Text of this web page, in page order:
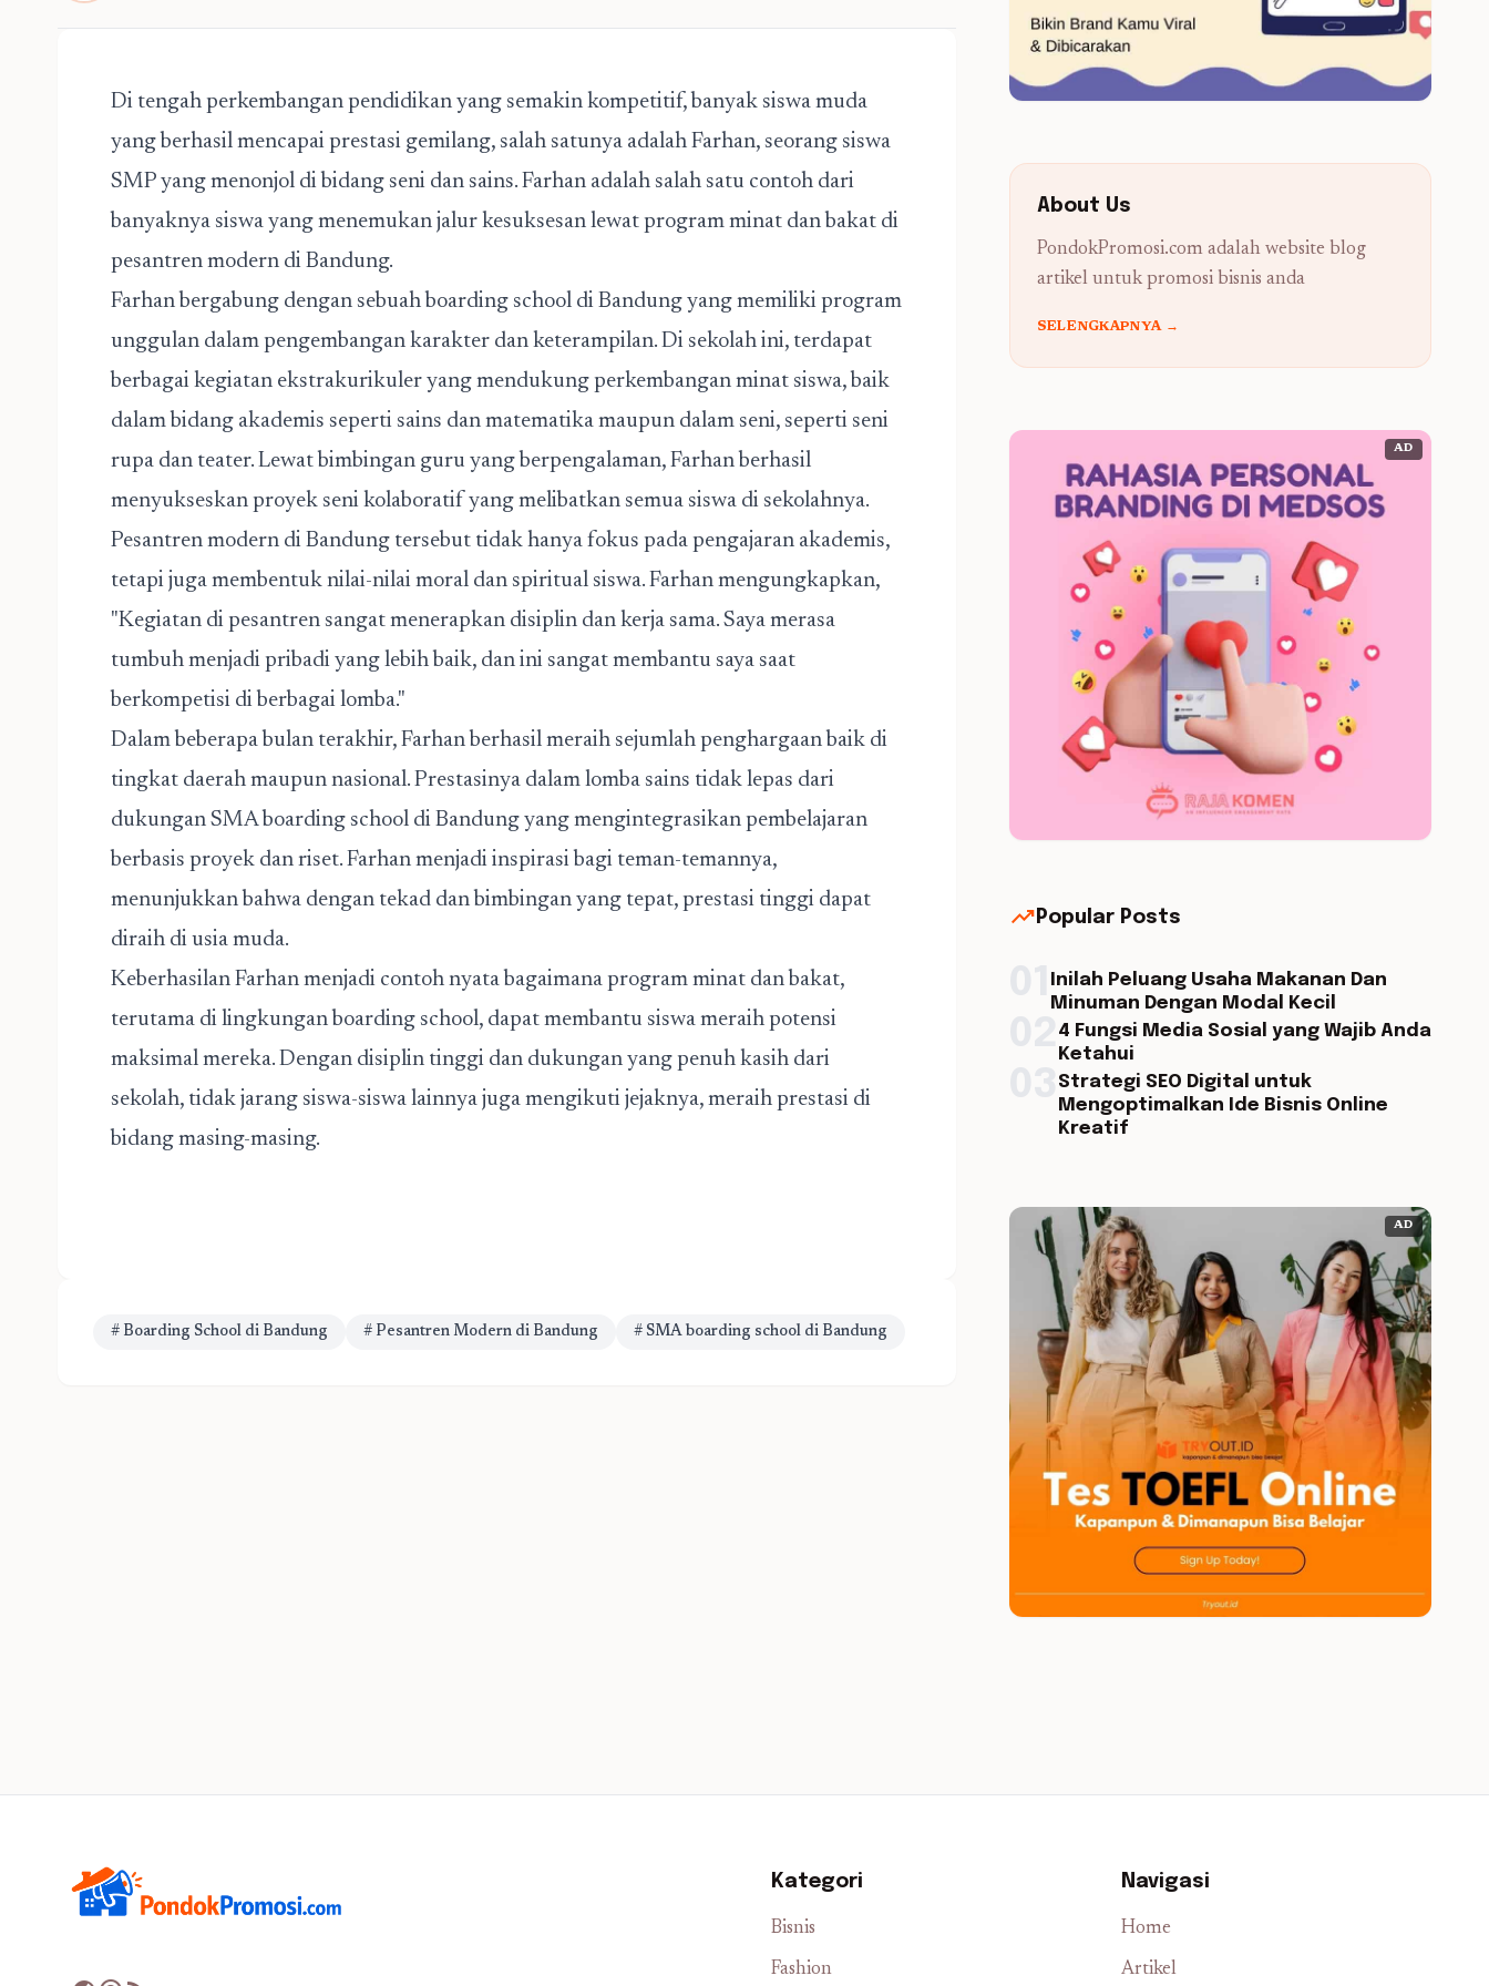
Di tengah perkembangan pendidikan yang semakin kompetitif, banyak siswa muda
yang berhasil mencapai prestasi gemilang, salah satunya adalah Farhan, seorang siswa
SMP yang menonjol di bidang seni dan sains. Farhan adalah salah satu contoh dari
banyaknya siswa yang menemukan jalur kesuksesan lewat program minat dan bakat di
pesantren modern di Bandung.
Farhan bergabung dengan sebuah boarding school di Bandung yang memiliki program
unggulan dalam pengembangan karakter dan keterampilan. Di sekolah ini, terdapat
berbagai kegiatan ekstrakurikuler yang mendukung perkembangan minat siswa, baik
dalam bidang akademis seperti sains dan matematika maupun dalam seni, seperti seni
rupa dan teater. Lewat bimbingan guru yang berpengalaman, Farhan berhasil
menyukseskan proyek seni kolaboratif yang melibatkan semua siswa di sekolahnya.
Pesantren modern di Bandung tersebut tidak hanya fokus pada pengajaran akademis,
tetapi juga membentuk nilai-nilai moral dan spiritual siswa. Farhan mengungkapkan,
"Kegiatan di pesantren sangat menerapkan disiplin dan kerja sama. Saya merasa
tumbuh menjadi pribadi yang lebih baik, dan ini sangat membantu saya saat
berkompetisi di berbagai lomba."
Dalam beberapa bulan terakhir, Farhan berhasil meraih sejumlah penghargaan baik di
tingkat daerah maupun nasional. Prestasinya dalam lomba sains tidak lepas dari
dukungan SMA boarding school di Bandung yang mengintegrasikan pembelajaran
berbasis proyek dan riset. Farhan menjadi inspirasi bagi teman-temannya,
menunjukkan bahwa dengan tekad dan bimbingan yang tepat, prestasi tinggi dapat
diraih di usia muda.
Keberhasilan Farhan menjadi contoh nyata bagaimana program minat dan bakat,
terutama di lingkungan boarding school, dapat membantu siswa meraih potensi
maksimal mereka. Dengan disiplin tinggi dan dukungan yang penuh kasih dari
sekolah, tidak jarang siswa-siswa lainnya juga mengikuti jejaknya, meraih prestasi di
bidang masing-masing.
# Boarding School di Bandung # Pesantren Modern di Bandung # SMA boarding school di Bandung
About Us
PondokPromosi.com adalah website blog
artikel untuk promosi bisnis anda
SELENGKAPNYA →
AD
trending_up Popular Posts
Inilah Peluang Usaha Makanan Dan
Minuman Dengan Modal Kecil
4 Fungsi Media Sosial yang Wajib Anda
Ketahui
Strategi SEO Digital untuk
Mengoptimalkan Ide Bisnis Online
Kreatif
AD
Kategori
Bisnis
Fashion
Navigasi
Home
Artikel